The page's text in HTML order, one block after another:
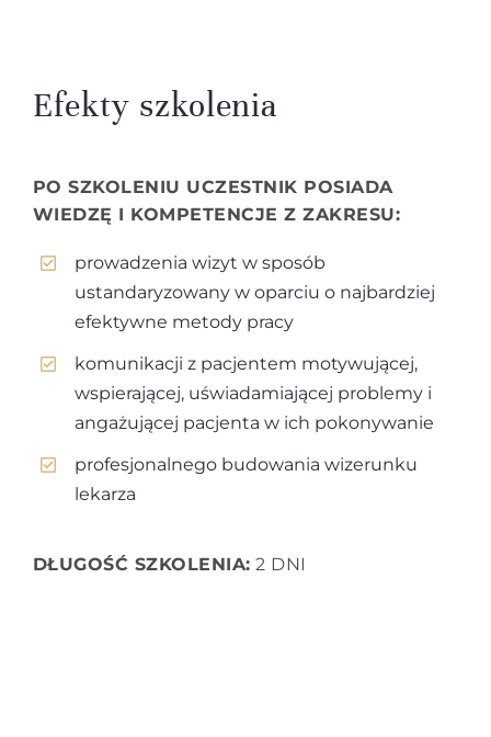
Efekty szkolenia
PO SZKOLENIU UCZESTNIK POSIADA
WIEDZĘ I KOMPETENCJE Z ZAKRESU:
prowadzenia wizyt w sposób
ustandaryzowany w oparciu o najbardziej
efektywne metody pracy
komunikacji z pacjentem motywującej,
wspierającej, uświadamiającej problemy i
angażującej pacjenta w ich pokonywanie
profesjonalnego budowania wizerunku
lekarza
DŁUGOŚĆ SZKOLENIA: 2 DNI